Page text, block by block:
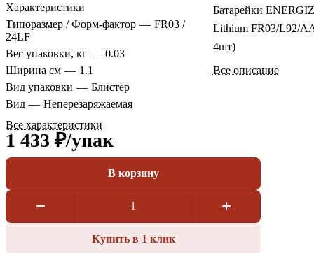
Характеристики
Типоразмер / Форм-фактор — FR03 /
24LF
Вес упаковки, кг — 0.03
Ширина см — 1.1
Вид упаковки — Блистер
Вид — Неперезаряжаемая
Все характеристики
Батарейки
Lithium FR03/L92/
4шт)
Все описание
1 433 ₽/упак
В корзину
Купить в 1 клик